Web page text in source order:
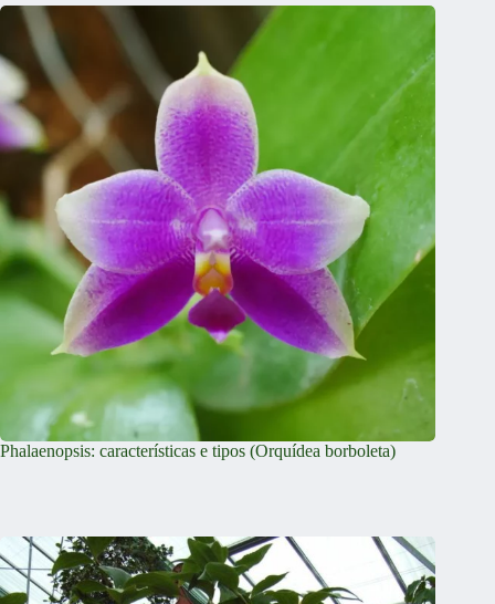
Phalaenopsis: características e tipos (Orquídea borboleta)